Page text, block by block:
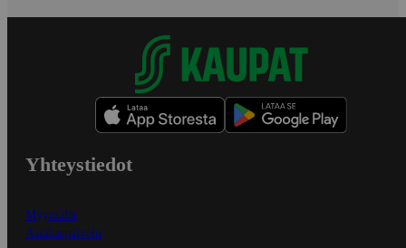
Yhteystiedot
Myymälät
Asiakaspalvelu